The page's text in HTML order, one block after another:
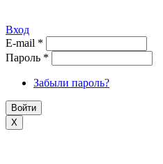
Вход
E-mail *
Пароль *
Забыли пароль?
X